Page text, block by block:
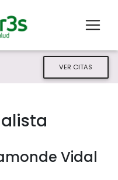
VER CITAS
Vidal